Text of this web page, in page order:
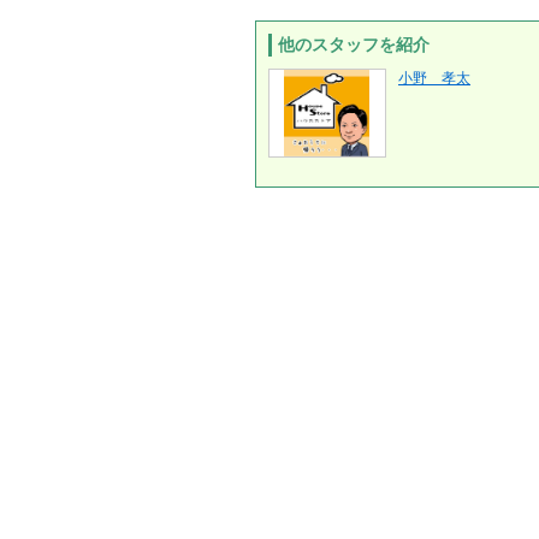
他のスタッフを紹介
小野 孝太